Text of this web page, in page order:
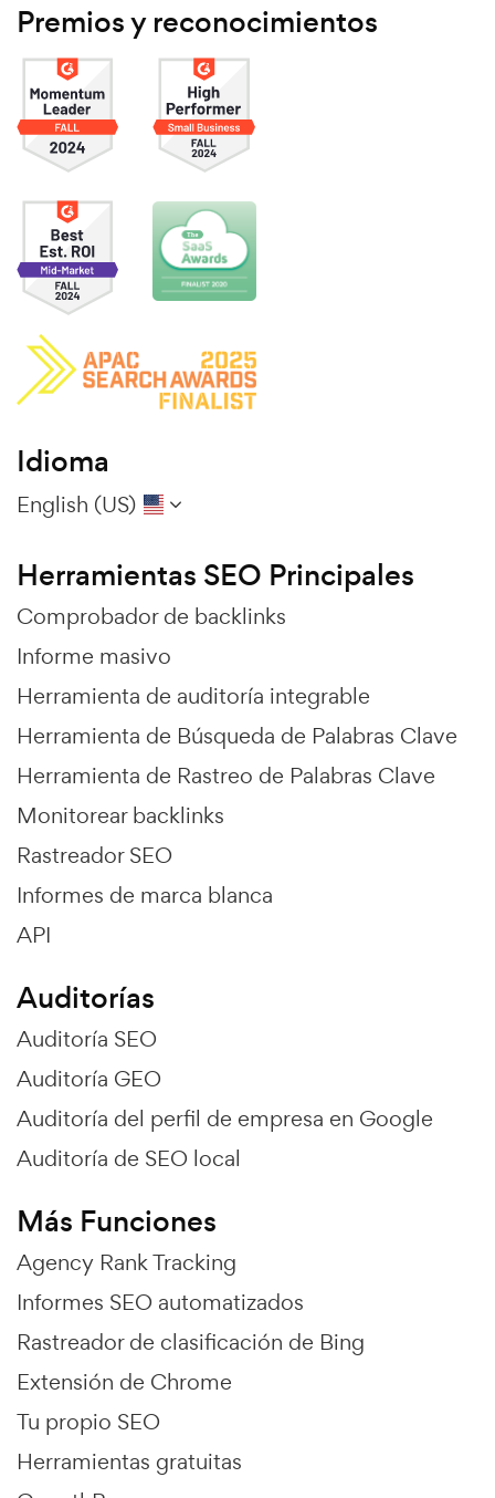
Premios y reconocimientos
Idioma
English (US)
Herramientas SEO Principales
Comprobador de backlinks
Informe masivo
Herramienta de auditoría integrable
Herramienta de Búsqueda de Palabras Clave
Herramienta de Rastreo de Palabras Clave
Monitorear backlinks
Rastreador SEO
Informes de marca blanca
API
Auditorías
Auditoría SEO
Auditoría GEO
Auditoría del perfil de empresa en Google
Auditoría de SEO local
Más Funciones
Agency Rank Tracking
Informes SEO automatizados
Rastreador de clasificación de Bing
Extensión de Chrome
Tu propio SEO
Herramientas gratuitas